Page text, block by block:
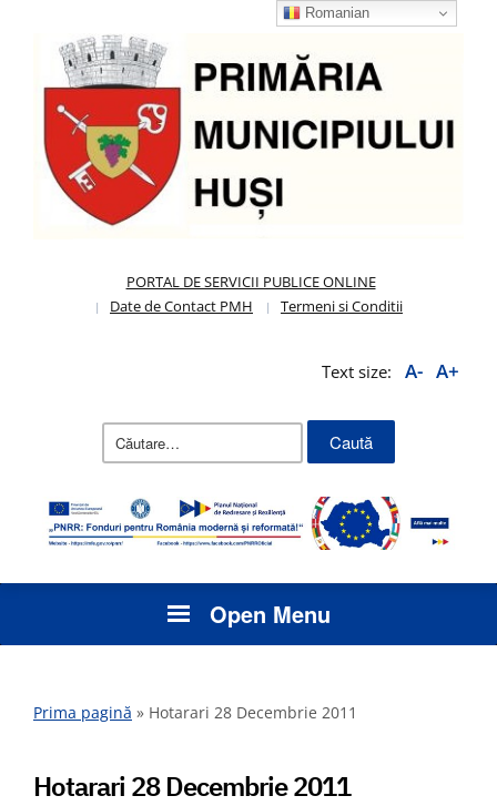
PORTAL DE SERVICII PUBLICE ONLINE
Date de Contact PMH
Termeni si Conditii
Text size: A- A+
Caută
Open Menu
Prima pagină » Hotarari 28 Decembrie 2011
Hotarari 28 Decembrie 2011
Romanian